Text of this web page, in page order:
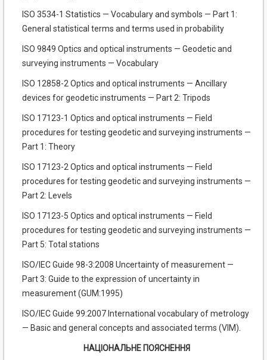
ISO 3534-1 Statistics — Vocabulary and symbols — Part 1:
General statistical terms and terms used in probability
ISO 9849 Optics and optical instruments — Geodetic and
surveying instruments — Vocabulary
ISO 12858-2 Optics and optical instruments — Ancillary
devices for geodetic instruments — Part 2: Tripods
ISO 17123-1 Optics and optical instruments — Field
procedures for testing geodetic and surveying instruments —
Part 1: Theory
ISO 17123-2 Optics and optical instruments — Field
procedures for testing geodetic and surveying instruments —
Part 2: Levels
ISO 17123-5 Optics and optical instruments — Field
procedures for testing geodetic and surveying instruments —
Part 5: Total stations
ISO/IEC Guide 98-3:2008 Uncertainty of measurement —
Part 3: Guide to the expression of uncertainty in
measurement (GUM:1995)
ISO/IEC Guide 99:2007 International vocabulary of metrology
— Basic and general concepts and associated terms (VIM).
НАЦІОНАЛЬНЕ ПОЯСНЕННЯ